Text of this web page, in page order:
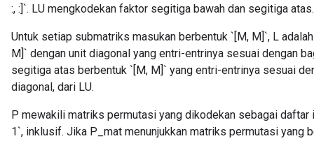
:, :]`. LU mengkodekan faktor segitiga bawah dan segitiga atas.
Untuk setiap submatriks masukan berbentuk `[M, M]`, L
M]` dengan unit diagonal yang entri-entrinya sesuai dengan
segitiga atas berbentuk `[M, M]` yang entri-entrinya sesuai
diagonal, dari LU.
P mewakili matriks permutasi yang dikodekan sebagai
1`, inklusif. Jika P_mat menunjukkan matriks permutasi yang